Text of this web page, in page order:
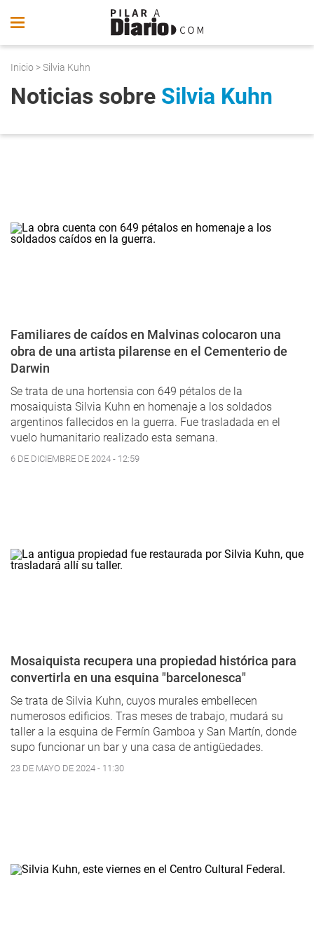
Inicio > Silvia Kuhn
Noticias sobre Silvia Kuhn
Familiares de caídos en Malvinas colocaron una
obra de una artista pilarense en el Cementerio de
Darwin
Se trata de una hortensia con 649 pétalos de la
mosaiquista Silvia Kuhn en homenaje a los soldados
argentinos fallecidos en la guerra. Fue trasladada en el
vuelo humanitario realizado esta semana.
6 DE DICIEMBRE DE 2024 - 12:59
Mosaiquista recupera una propiedad histórica para
convertirla en una esquina "barcelonesca"
Se trata de Silvia Kuhn, cuyos murales embellecen
numerosos edificios. Tras meses de trabajo, mudará su
taller a la esquina de Fermín Gamboa y San Martín, donde
supo funcionar un bar y una casa de antigüedades.
23 DE MAYO DE 2024 - 11:30